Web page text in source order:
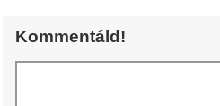
Kommentáld!